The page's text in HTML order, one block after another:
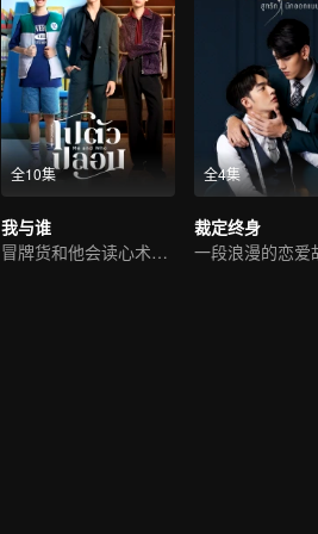
全10集
我与谁
冒牌货和他会读心术的未婚夫
全4集
裁定终身
一段浪漫的恋爱